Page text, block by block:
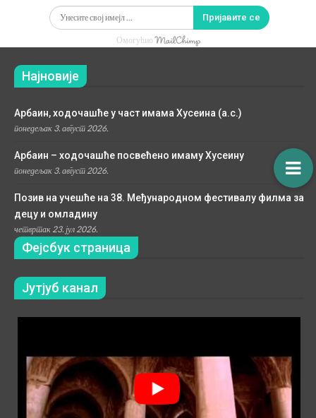
Пријавите се
Омогућио
Најновије
Арбаин, ходочашће у част имама Хусеина (а.с.)
понедељак 3. август 2026.
Арбаин – ходочашће посвећено имаму Хусеину
понедељак 3. август 2026.
Позив на учешће на 38. Међународном фестивалу филма за
децу и омладину
четвртак 23. јул 2026.
Фејсбук страница
Јутјуб канал